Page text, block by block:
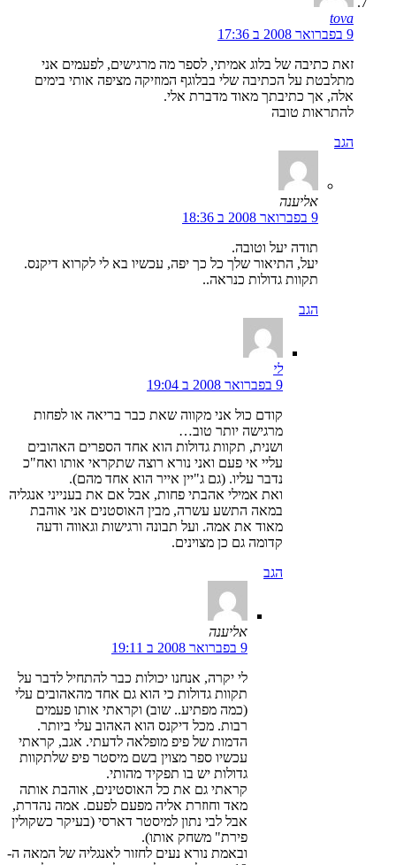
tova
9 בפברואר 2008 ב 17:36
זאת כתיבה של בלוג אמיתי, לספר מה מרגישים, לפעמים אני
מתלבטת על הכתיבה שלי בבלוגף המוזיקה מציפה אותי בימים
אלה, אך כתיבתך מאוד מדברת אלי.
להתראות טובה
הגב
אליענה
9 בפברואר 2008 ב 18:36
תודה יעל וטובה.
יעל, התיאור שלך כל כך יפה, עכשיו בא לי לקרוא דיקנס.
תקוות גדולות כנראה..
הגב
לי
9 בפברואר 2008 ב 19:04
קודם כול אני מקווה שאת כבר בריאה או לפחות
מרגישה יותר טוב…
ושנית, תקוות גדולות הוא אחד הספרים האהובים
עליי אי פעם ואני נורא רוצה שתקראי אותו ואח"כ
נדבר עליו. (גם ג"יין אייר הוא אחד מהם).
ואת אמילי אהבתי פחות, אבל אם את בענייני אנגליה
במאה התשע עשרה, מבין האוסטנים אני אוהבת
מאוד את אמה. ועל תבונה ורגישות וגאווה ודעה
קדומה גם כן מצוינים.
הגב
אליענה
9 בפברואר 2008 ב 19:11
לי יקרה, אנחנו יכולות כבר להתחיל לדבר על
תקוות גדולות כי הוא גם אחד מהאהובים עלי
(כמה מפתיע.. שוב) וקראתי אותו פעמים
רבות. מכל דיקנס הוא האהוב עלי ביותר.
הדמות של פיפ מופלאה לדעתי. אגב, קראתי
עכשיו ספר מצוין בשם מיסטר פיפ שלתקוות
גדולות יש בו תפקיד מהותי.
קראתי גם את כל האוסטינים, אוהבת אותה
מאד וחוזרת אליה מפעם לפעם. אמה נהדרת,
אבל לבי נתון למיסטר דארסי (בעיקר כשקולין
פירת" משחק אותו).
ובאמת נורא נעים לחזור לאנגליה של המאה ה-